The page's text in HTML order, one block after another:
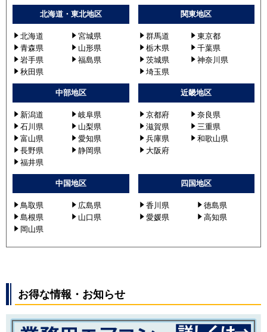
FDRVP2804HD5S-sil
FDRV2805HD5SA-ca
FDRV2805HD5SA-sil
FDRVP2804HD5SA-ca
FDRVP2804HD5SA-sil
パナソニック
PA-P280F6HV
PA-P280F7HVN
PA-P280F7HV
PA-P280F7HVNB
PA-P280F7HVB
北海道・東北地区
北海道
宮城県
青森県
山形県
岩手県
福島県
秋田県
関東地区
群馬道
東京都
栃木県
千葉県
茨城県
神奈川県
埼玉県
中部地区
新潟道
岐阜県
石川県
山梨県
富山県
愛知県
長野県
静岡県
福井県
近畿地区
京都府
奈良県
滋賀県
三重県
兵庫県
和歌山県
大阪府
中国地区
鳥取県
広島県
島根県
山口県
岡山県
四国地区
香川県
徳島県
愛媛県
高知県
お得な情報・お知らせ